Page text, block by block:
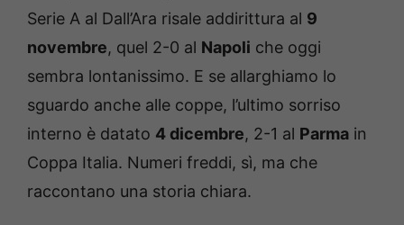
Serie A al Dall’Ara risale addirittura al 9
novembre, quel 2-0 al Napoli che oggi
sembra lontanissimo. E se allarghiamo lo
sguardo anche alle coppe, l’ultimo sorriso
interno è datato 4 dicembre, 2-1 al Parma in
Coppa Italia. Numeri freddi, sì, ma che
raccontano una storia chiara.